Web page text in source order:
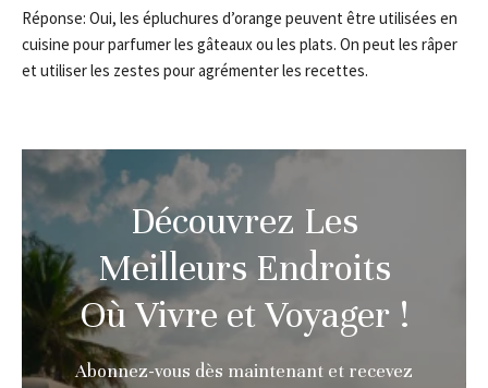
Réponse: Oui, les épluchures d’orange peuvent être utilisées en
cuisine pour parfumer les gâteaux ou les plats. On peut les râper
et utiliser les zestes pour agrémenter les recettes.
Découvrez Les
Meilleurs Endroits
Où Vivre et Voyager !
Abonnez-vous dès maintenant et recevez